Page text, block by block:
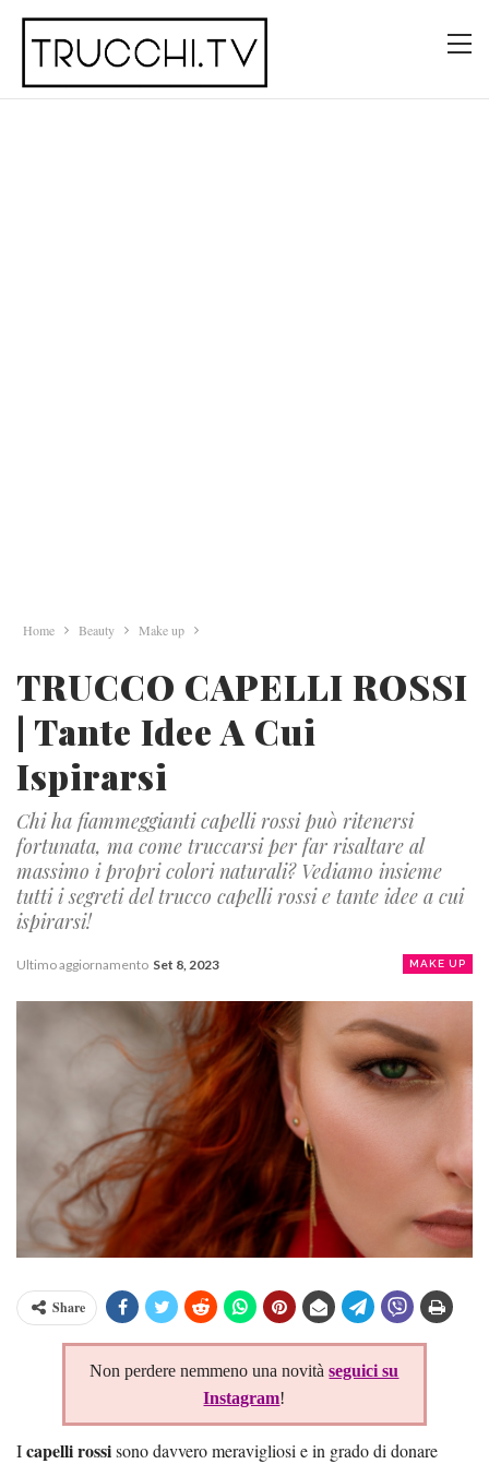
Home Beauty Make up
TRUCCO CAPELLI ROSSI
| Tante Idee A Cui
Ispirarsi
Chi ha fiammeggianti capelli rossi può ritenersi
fortunata, ma come truccarsi per far risaltare al
massimo i propri colori naturali? Vediamo insieme
tutti i segreti del trucco capelli rossi e tante idee a cui
ispirarsi!
MAKE UP
Ultimo aggiornamento Set 8, 2023
Share
Non perdere nemmeno una novitàseguici su
Instagram!
Icapelli rossisono davvero meravigliosi e in grado di donare